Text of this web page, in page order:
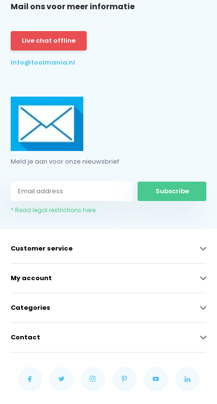
Mail ons voor meer informatie
Live chat offline
Info@toolmania.nl
Meld je aan voor onze nieuwsbrief
Subscribe
* Read legal restrictions here
Customer service
My account
Categories
Contact
Schrijf je in voor onze nieuwsbrief:
* Read legal restrictions here